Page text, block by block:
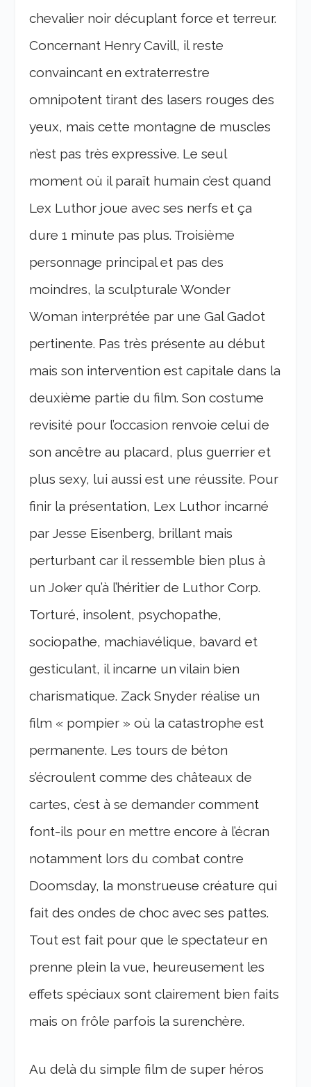
chevalier noir décuplant force et terreur.
Concernant Henry Cavill, il reste
convaincant en extraterrestre
omnipotent tirant des lasers rouges des
yeux, mais cette montagne de muscles
n’est pas très expressive. Le seul
moment où il paraît humain c’est quand
Lex Luthor joue avec ses nerfs et ça
dure 1 minute pas plus. Troisième
personnage principal et pas des
moindres, la sculpturale Wonder
Woman interprétée par une Gal Gadot
pertinente. Pas très présente au début
mais son intervention est capitale dans la
deuxième partie du film. Son costume
revisité pour l’occasion renvoie celui de
son ancêtre au placard, plus guerrier et
plus sexy, lui aussi est une réussite. Pour
finir la présentation, Lex Luthor incarné
par Jesse Eisenberg, brillant mais
perturbant car il ressemble bien plus à
un Joker qu’à l’héritier de Luthor Corp.
Torturé, insolent, psychopathe,
sociopathe, machiavélique, bavard et
gesticulant, il incarne un vilain bien
charismatique. Zack Snyder réalise un
film « pompier » où la catastrophe est
permanente. Les tours de béton
s’écroulent comme des châteaux de
cartes, c’est à se demander comment
font-ils pour en mettre encore à l’écran
notamment lors du combat contre
Doomsday, la monstrueuse créature qui
fait des ondes de choc avec ses pattes.
Tout est fait pour que le spectateur en
prenne plein la vue, heureusement les
effets spéciaux sont clairement bien faits
mais on frôle parfois la surenchère.
Au delà du simple film de super héros